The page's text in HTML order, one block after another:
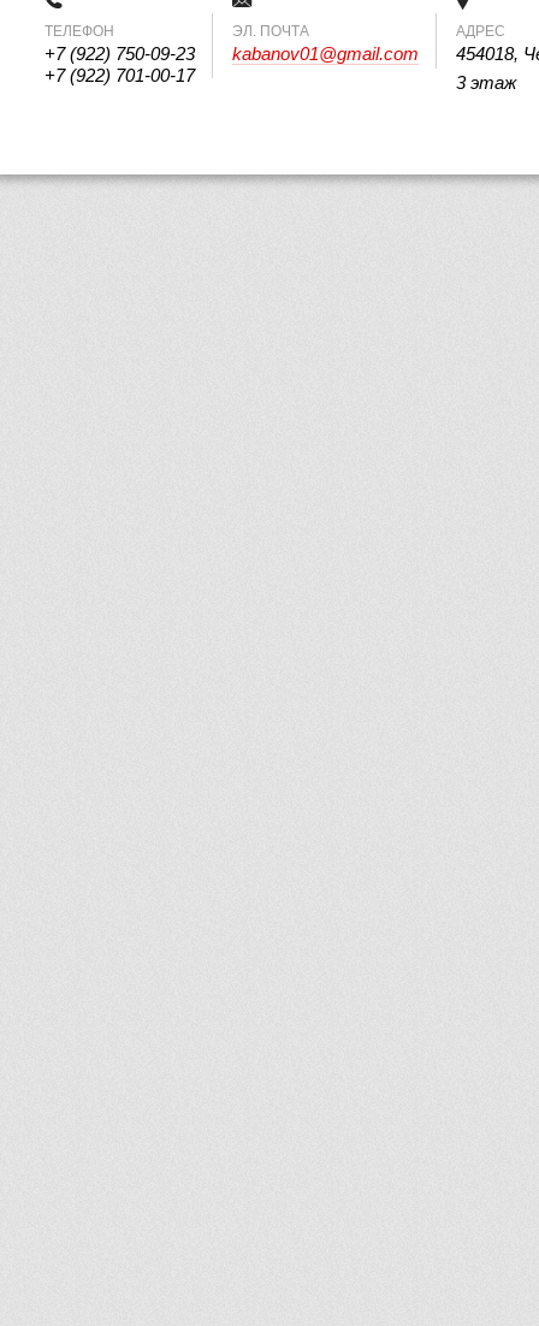
ТЕЛЕФОН
+7 (922) 750-09-23
+7 (922) 701-00-17
ЭЛ. ПОЧТА
kabanov01@gmail.com
АДРЕС
454018,
3 этаж